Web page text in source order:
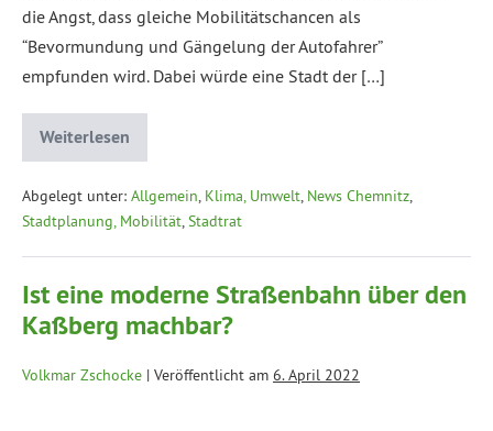
die Angst, dass gleiche Mobilitätschancen als
“Bevormundung und Gängelung der Autofahrer”
empfunden wird. Dabei würde eine Stadt der […]
Weiterlesen
Abgelegt unter: Allgemein, Klima, Umwelt, News Chemnitz,
Stadtplanung, Mobilität,Stadtrat
Ist eine moderne Straßenbahn über den
Kaßberg machbar?
Volkmar Zschocke | Veröffentlicht am 6. April 2022